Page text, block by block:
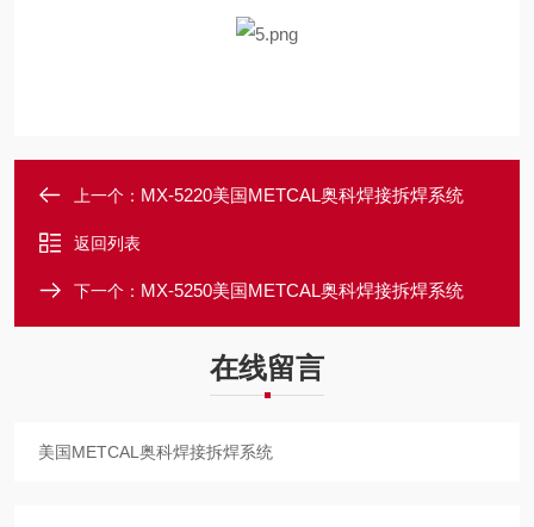
上一个： MX-5220美国METCAL奥科焊接拆焊系统
返回列表
下一个： MX-5250美国METCAL奥科焊接拆焊系统
在线留言